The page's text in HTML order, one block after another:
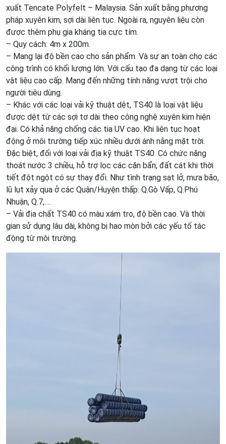
xuất Tencate Polyfelt – Malaysia. Sản xuất bằng phương
pháp xuyên kim, sợi dài liên tục. Ngoài ra, nguyên liệu còn
được thêm phụ gia kháng tia cực tím.
– Quy cách: 4m x 200m.
– Mang lại độ bền cao cho sản phẩm. Và sự an toàn cho các
công trình có khối lượng lớn. Với cấu tạo đa dạng từ các loại
vật liệu cao cấp. Mang đến những tính năng vượt trội cho
người tiêu dùng.
– Khác với các loại vải kỹ thuật dệt, TS40 là loại vật liệu
được dệt từ các sợi tơ dài theo công nghệ xuyên kim hiện
đại. Có khả năng chống các tia UV cao. Khi liên tục hoạt
động ở môi trường tiếp xúc nhiều dưới ánh nắng mặt trời.
Đặc biệt, đối với loại vải địa kỹ thuật TS40. Có chức năng
thoát nước 3 chiều, hỗ trợ lọc các cặn bẩn, đất cát khi thời
tiết đột ngột có sự thay đổi. Như tình trạng sạt lở, mưa bão,
lũ lụt xảy qua ở các Quận/Huyện thấp: Q.Gò Vấp, Q.Phú
Nhuận, Q.7,….
– Vải địa chất TS40 có màu xám tro, độ bền cao. Và thời
gian sử dụng lâu dài, không bị hao mòn bởi các yếu tố tác
động từ môi trường.